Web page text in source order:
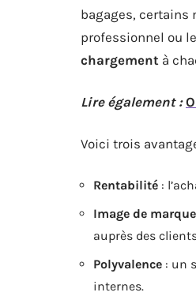
bagages, certains
professionnel ou
chargement à
Lire également :
Voici trois
Rentabilité :
Image de marque
auprès des
Polyvalence : un
internes.